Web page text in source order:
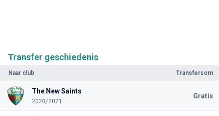
Transfer geschiedenis
Naar club Transfersom
The New Saints
2020/2021
Gratis